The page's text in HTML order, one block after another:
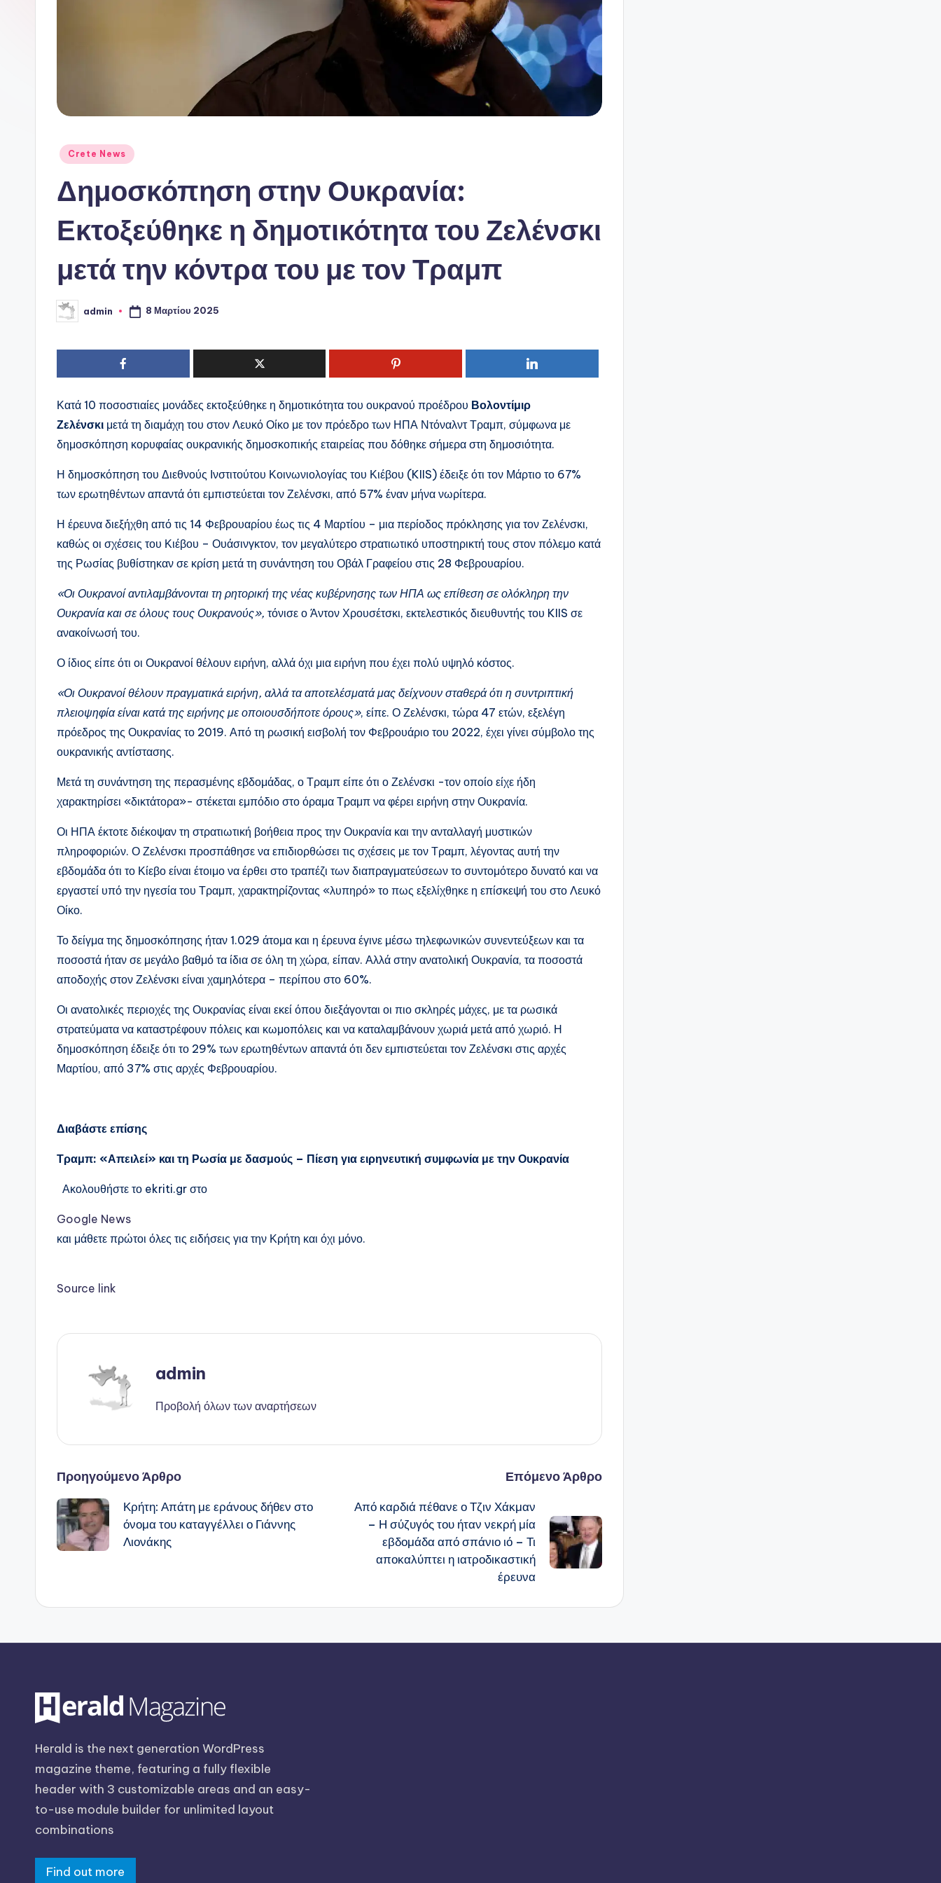
Αναρτήθηκε
Crete News
Δημοσκόπηση στην Ουκρανία:
Εκτοξεύθηκε η δημοτικότητα του Ζελένσκι
μετά την κόντρα του με τον Τραμπ
Συγγραφέας:
admin 8 Μαρτίου 2025
Κατά 10 ποσοστιαίες μονάδες εκτοξεύθηκε η δημοτικότητα του ουκρανού προέδρου Βολοντίμιρ
Ζελένσκι μετά τη διαμάχη του στον Λευκό Οίκο με τον πρόεδρο των ΗΠΑ Ντόναλντ Τραμπ, σύμφωνα με
δημοσκόπηση κορυφαίας ουκρανικής δημοσκοπικής εταιρείας που δόθηκε σήμερα στη δημοσιότητα.
Η δημοσκόπηση του Διεθνούς Ινστιτούτου Κοινωνιολογίας του Κιέβου (KIIS) έδειξε ότι τον Μάρτιο το 67%
των ερωτηθέντων απαντά ότι εμπιστεύεται τον Ζελένσκι, από 57% έναν μήνα νωρίτερα.
Η έρευνα διεξήχθη από τις 14 Φεβρουαρίου έως τις 4 Μαρτίου – μια περίοδος πρόκλησης για τον Ζελένσκι,
καθώς οι σχέσεις του Κιέβου – Ουάσινγκτον, τον μεγαλύτερο στρατιωτικό υποστηρικτή τους στον πόλεμο κατά
της Ρωσίας βυθίστηκαν σε κρίση μετά τη συνάντηση του Οβάλ Γραφείου στις 28 Φεβρουαρίου.
«Οι Ουκρανοί αντιλαμβάνονται τη ρητορική της νέας κυβέρνησης των ΗΠΑ ως επίθεση σε ολόκληρη την
Ουκρανία και σε όλους τους Ουκρανούς», τόνισε ο Άντον Χρουσέτσκι, εκτελεστικός διευθυντής του KIIS σε
ανακοίνωσή του.
Ο ίδιος είπε ότι οι Ουκρανοί θέλουν ειρήνη, αλλά όχι μια ειρήνη που έχει πολύ υψηλό κόστος.
«Οι Ουκρανοί θέλουν πραγματικά ειρήνη, αλλά τα αποτελέσματά μας δείχνουν σταθερά ότι η συντριπτική
πλειοψηφία είναι κατά της ειρήνης με οποιουσδήποτε όρους», είπε. Ο Ζελένσκι, τώρα 47 ετών, εξελέγη
πρόεδρος της Ουκρανίας το 2019. Από τη ρωσική εισβολή τον Φεβρουάριο του 2022, έχει γίνει σύμβολο της
ουκρανικής αντίστασης.
Μετά τη συνάντηση της περασμένης εβδομάδας, ο Τραμπ είπε ότι ο Ζελένσκι -τον οποίο είχε ήδη
χαρακτηρίσει «δικτάτορα»- στέκεται εμπόδιο στο όραμα Τραμπ να φέρει ειρήνη στην Ουκρανία.
Οι ΗΠΑ έκτοτε διέκοψαν τη στρατιωτική βοήθεια προς την Ουκρανία και την ανταλλαγή μυστικών
πληροφοριών. Ο Ζελένσκι προσπάθησε να επιδιορθώσει τις σχέσεις με τον Τραμπ, λέγοντας αυτή την
εβδομάδα ότι το Κίεβο είναι έτοιμο να έρθει στο τραπέζι των διαπραγματεύσεων το συντομότερο δυνατό και να
εργαστεί υπό την ηγεσία του Τραμπ, χαρακτηρίζοντας «λυπηρό» το πως εξελίχθηκε η επίσκεψή του στο Λευκό
Οίκο.
Το δείγμα της δημοσκόπησης ήταν 1.029 άτομα και η έρευνα έγινε μέσω τηλεφωνικών συνεντεύξεων και τα
ποσοστά ήταν σε μεγάλο βαθμό τα ίδια σε όλη τη χώρα, είπαν. Αλλά στην ανατολική Ουκρανία, τα ποσοστά
αποδοχής στον Ζελένσκι είναι χαμηλότερα – περίπου στο 60%.
Οι ανατολικές περιοχές της Ουκρανίας είναι εκεί όπου διεξάγονται οι πιο σκληρές μάχες, με τα ρωσικά
στρατεύματα να καταστρέφουν πόλεις και κωμοπόλεις και να καταλαμβάνουν χωριά μετά από χωριό. Η
δημοσκόπηση έδειξε ότι το 29% των ερωτηθέντων απαντά ότι δεν εμπιστεύεται τον Ζελένσκι στις αρχές
Μαρτίου, από 37% στις αρχές Φεβρουαρίου.
Διαβάστε επίσης
Τραμπ: «Απειλεί» και τη Ρωσία με δασμούς – Πίεση για ειρηνευτική συμφωνία με την Ουκρανία
Ακολουθήστε το ekriti.gr στο
Google News
και μάθετε πρώτοι όλες τις ειδήσεις για την Κρήτη και όχι μόνο.
Source link
admin
Προβολή όλων των αναρτήσεων
Πλοήγηση
δημοσιεύσεων
Προηγούμενο Άρθρο
Κρήτη: Απάτη με εράνους δήθεν στο
όνομα του καταγγέλλει ο Γιάννης
Λιονάκης
Επόμενο Άρθρο
Από καρδιά πέθανε ο Τζιν Χάκμαν
– Η σύζυγός του ήταν νεκρή μία
εβδομάδα από σπάνιο ιό – Τι
αποκαλύπτει η ιατροδικαστική
έρευνα
Herald is the next generation WordPress
magazine theme, featuring a fully flexible
header with 3 customizable areas and an easy-
to-use module builder for unlimited layout
combinations
Find out more